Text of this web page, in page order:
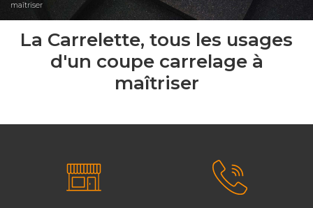
maîtriser
La Carrelette, tous les usages
d'un coupe carrelage à
maîtriser